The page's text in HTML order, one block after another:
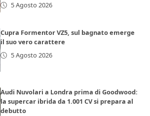
5 Agosto 2026
Cupra Formentor VZ5, sul bagnato emerge
il suo vero carattere
5 Agosto 2026
Audi Nuvolari a Londra prima di Goodwood:
la supercar ibrida da 1.001 CV si prepara al
debutto